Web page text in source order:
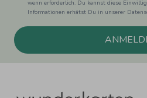
wenn erforderlich. Du kannst diese
Informationen erhätst Du in unserer